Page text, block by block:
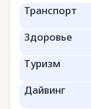
Транспорт
Здоровье
Туризм
Дайвинг